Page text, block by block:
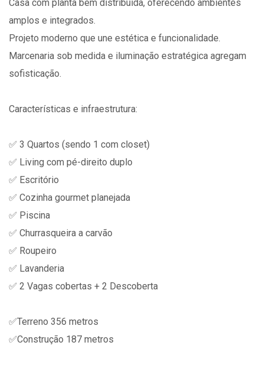
Casa com planta bem distribuída, oferecendo ambientes
amplos e integrados.
Projeto moderno que une estética e funcionalidade.
Marcenaria sob medida e iluminação estratégica agregam
sofisticação.
Características e infraestrutura:
✅ 3 Quartos (sendo 1 com closet)
✅ Living com pé-direito duplo
✅ Escritório
✅ Cozinha gourmet planejada
✅ Piscina
✅ Churrasqueira a carvão
✅ Roupeiro
✅ Lavanderia
✅ 2 Vagas cobertas + 2 Descoberta
✅Terreno 356 metros
✅Construção 187 metros